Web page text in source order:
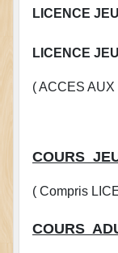
LICENCE
LICENCE
( ACCES
COURS
( Compris
COURS